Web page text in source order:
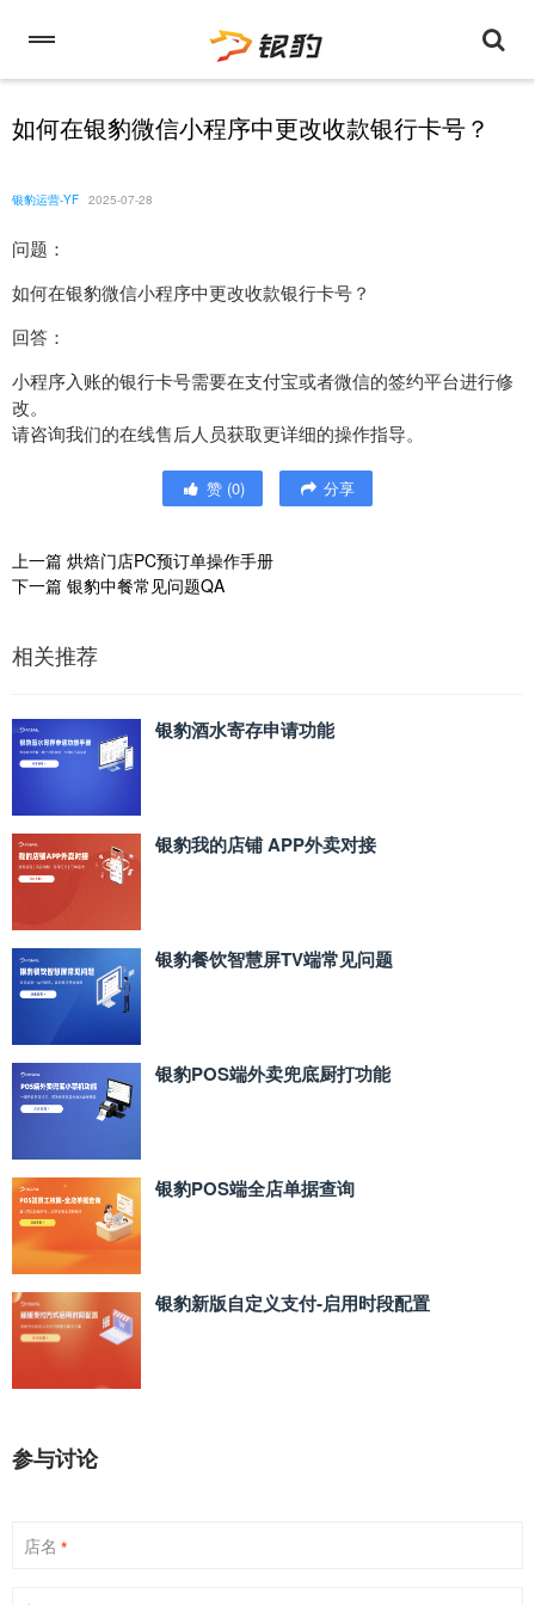
如何在银豹微信小程序中更改收款银行卡号？
银豹运营-YF 2025-07-28
问题：
如何在银豹微信小程序中更改收款银行卡号？
回答：
小程序入账的银行卡号需要在支付宝或者微信的签约平台进行修
改。
请咨询我们的在线售后人员获取更详细的操作指导。
赞 (0) 分享
上一篇 烘焙门店PC预订单操作手册
下一篇 银豹中餐常见问题QA
相关推荐
银豹酒水寄存申请功能
银豹我的店铺 APP外卖对接
银豹餐饮智慧屏TV端常见问题
银豹POS端外卖兜底厨打功能
银豹POS端全店单据查询
银豹新版自定义支付‑启用时段配置
参与讨论
店名 *